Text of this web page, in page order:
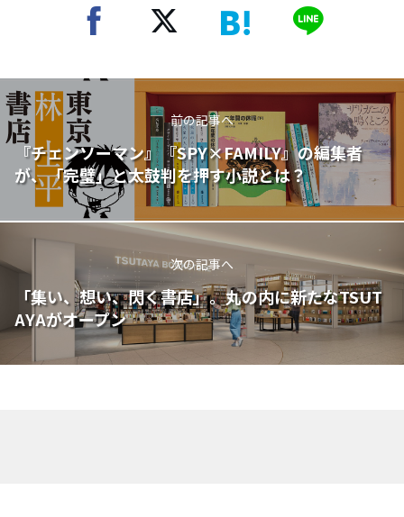
前の記事へ
『チェンソーマン』『SPY×FAMILY』の編集者
が、「完璧」と太鼓判を押す小説とは？
次の記事へ
「集い、想い、閃く書店」。丸の内に新たなTSUT
AYAがオープン